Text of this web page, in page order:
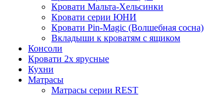
Кровати Мальта-Хельсинки
Кровати серии ЮНИ
Кровати Pin-Magic (Волшебная сосна)
Вкладыши к кроватям с ящиком
Консоли
Кровати 2х ярусные
Кухни
Матрасы
Матрасы серии REST